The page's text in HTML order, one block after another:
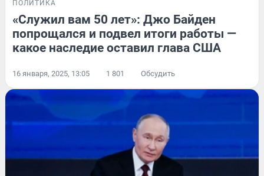
ПОЛИТИКА
«Служил вам 50 лет»: Джо Байден
попрощался и подвел итоги работы —
какое наследие оставил глава США
16 января, 2025, 13:05 1 801 Обсудить